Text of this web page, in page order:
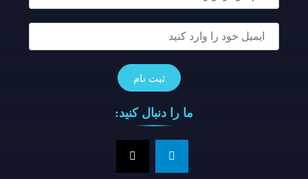
ما را دنبال کنید: